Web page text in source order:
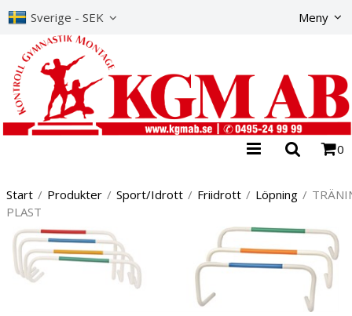
Sverige - SEK Meny
0
Start / Produkter / Sport/Idrott / Friidrott / Löpning /
PLAST